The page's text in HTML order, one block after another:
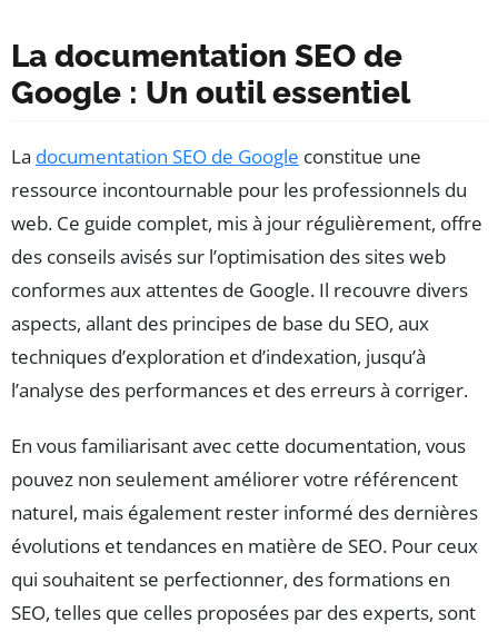
La documentation SEO de
Google : Un outil essentiel
La documentation SEO de Google constitue une
ressource incontournable pour les professionnels du
web. Ce guide complet, mis à jour régulièrement, offre
des conseils avisés sur l’optimisation des sites web
conformes aux attentes de Google. Il recouvre divers
aspects, allant des principes de base du SEO, aux
techniques d’exploration et d’indexation, jusqu’à
l’analyse des performances et des erreurs à corriger.
En vous familiarisant avec cette documentation, vous
pouvez non seulement améliorer votre référencent
naturel, mais également rester informé des dernières
évolutions et tendances en matière de SEO. Pour ceux
qui souhaitent se perfectionner, des formations en
SEO, telles que celles proposées par des experts, sont